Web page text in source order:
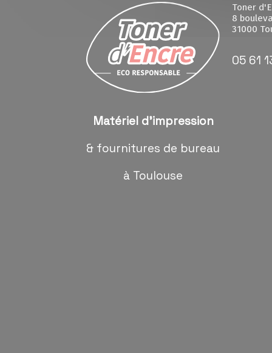
Matériel d'impression
& fournitures de bureau
à Toulouse
Toner
8
31000
05 61